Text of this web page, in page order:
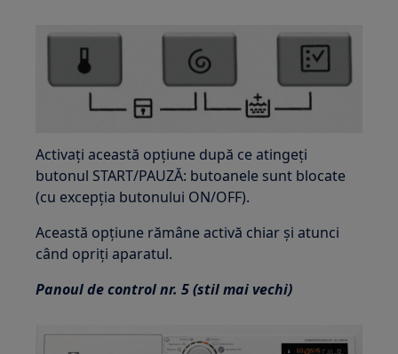
Activați această opțiune după ce atingeți
butonul START/PAUZĂ: butoanele sunt blocate
(cu excepția butonului ON/OFF).
Această opțiune rămâne activă chiar și atunci
când opriți aparatul.
Panoul de control nr. 5 (stil mai vechi)